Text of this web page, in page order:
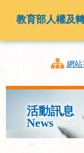
教育部人權及
網站
活動訊息
News